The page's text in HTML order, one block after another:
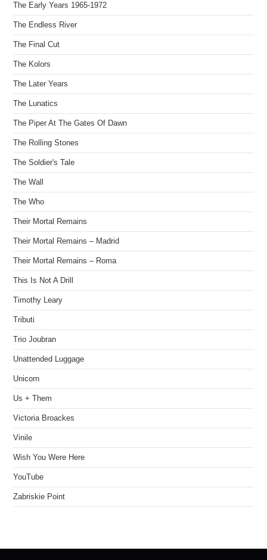
The Early Years 1965-1972
The Endless River
The Final Cut
The Kolors
The Later Years
The Lunatics
The Piper At The Gates Of Dawn
The Rolling Stones
The Soldier's Tale
The Wall
The Who
Their Mortal Remains
Their Mortal Remains – Madrid
Their Mortal Remains – Roma
This Is Not A Drill
Timothy Leary
Tributi
Trio Joubran
Unattended Luggage
Unicorn
Us + Them
Victoria Broackes
Vinile
Wish You Were Here
YouTube
Zabriskie Point